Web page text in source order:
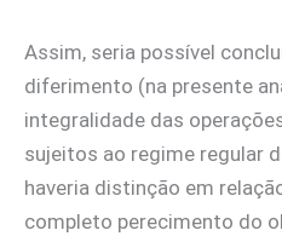
Assim, seria possível
diferimento (na presente
integralidade das
sujeitos ao regime regular
haveria distinção em
completo perecimento do